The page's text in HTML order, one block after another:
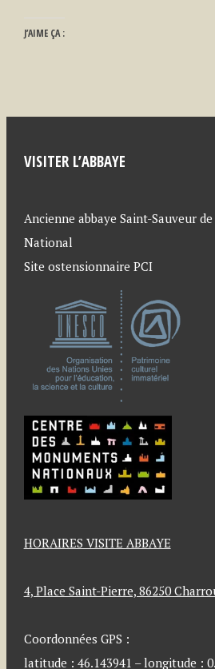
J’AIME ÇA :
VISITER L’ABBAYE
Ancienne abbaye Saint-Sauveur
National
Site ostensionnaire PCI
HORAIRES VISITE ABBAYE
4, Place Saint-Pierre, 86250
Coordonnées GPS :
latitude : 46.143941 – longitude :